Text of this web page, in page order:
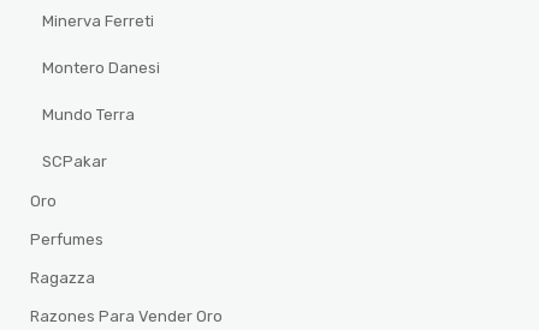
Minerva Ferreti
Montero Danesi
Mundo Terra
SCPakar
Oro
Perfumes
Ragazza
Razones Para Vender Oro